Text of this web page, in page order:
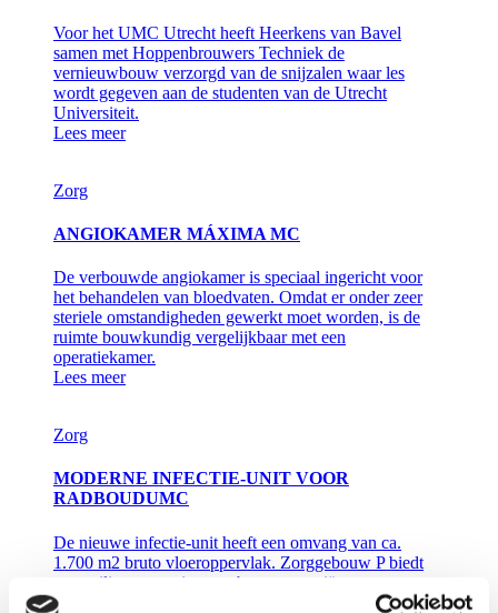
Voor het UMC Utrecht heeft Heerkens van Bavel
samen met Hoppenbrouwers Techniek de
vernieuwbouw verzorgd van de snijzalen waar les
wordt gegeven aan de studenten van de Utrecht
Universiteit.
Lees meer
Zorg
ANGIOKAMER MÁXIMA MC
De verbouwde angiokamer is speciaal ingericht voor
het behandelen van bloedvaten. Omdat er onder zeer
steriele omstandigheden gewerkt moet worden, is de
ruimte bouwkundig vergelijkbaar met een
operatiekamer.
Lees meer
Zorg
MODERNE INFECTIE-UNIT VOOR
RADBOUDUMC
De nieuwe infectie-unit heeft een omvang van ca.
1.700 m2 bruto vloeroppervlak. Zorggebouw P biedt
een veilige omgeving aan besmette patiënten.
Lees meer